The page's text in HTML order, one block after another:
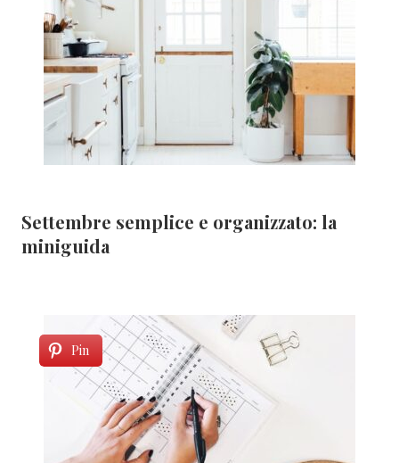
Settembre semplice e organizzato: la
miniguida
Pin